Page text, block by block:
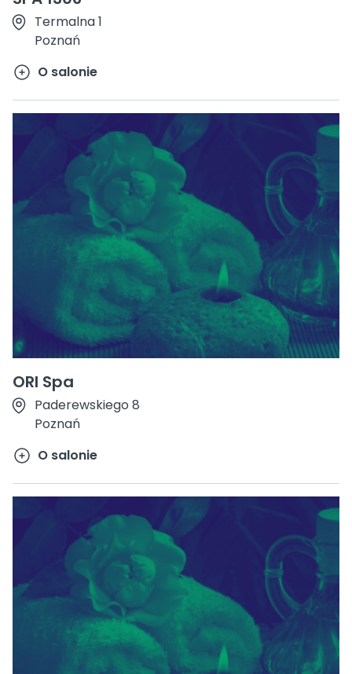
Termalna 1
Poznań
O salonie
ORI Spa
Paderewskiego 8
Poznań
O salonie